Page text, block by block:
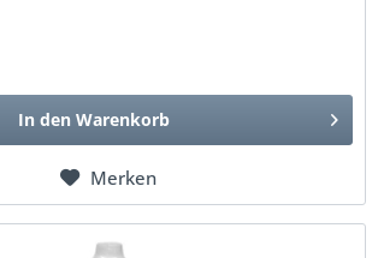
In den Warenkorb
Merken